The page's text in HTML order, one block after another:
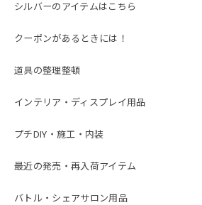
シルバーのアイテムはこちら
クーポンがあるときには！
道具の整理整頓
インテリア・ディスプレイ用品
プチDIY・施工・内装
最近の発売・再入荷アイテム
バトル・シェアサロン用品